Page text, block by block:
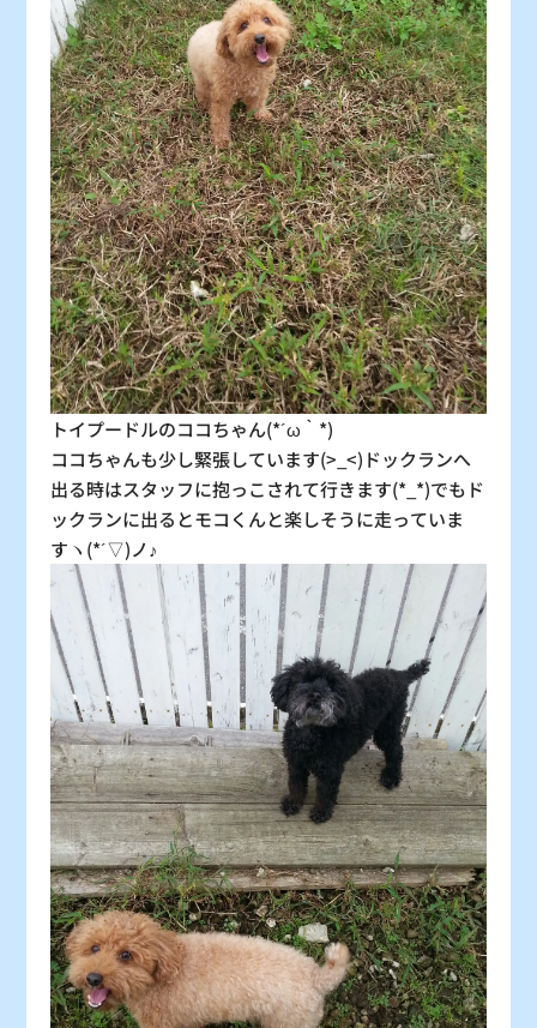
トイプードルのココちゃん(*´ω｀*)
ココちゃんも少し緊張しています(>_<)ドックランへ
出る時はスタッフに抱っこされて行きます(*_*)でもド
ックランに出るとモコくんと楽しそうに走っていま
すヽ(*´▽)ノ♪